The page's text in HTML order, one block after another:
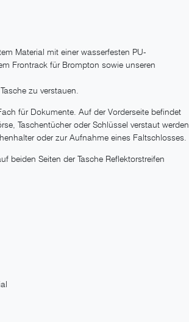
Material mit einer wasserfesten PU-
Frontrack für Brompton sowie unseren
zu verstauen.
für Dokumente. Auf der Vorderseite befindet
Taschentücher oder Schlüssel verstaut werden
oder zur Aufnahme eines Faltschlosses.
beiden Seiten der Tasche Reflektorstreifen